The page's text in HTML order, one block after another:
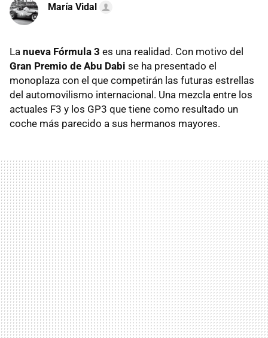
María Vidal
La nueva Fórmula 3 es una realidad. Con motivo del
Gran Premio de Abu Dabi se ha presentado el
monoplaza con el que competirán las futuras estrellas
del automovilismo internacional. Una mezcla entre los
actuales F3 y los GP3 que tiene como resultado un
coche más parecido a sus hermanos mayores.